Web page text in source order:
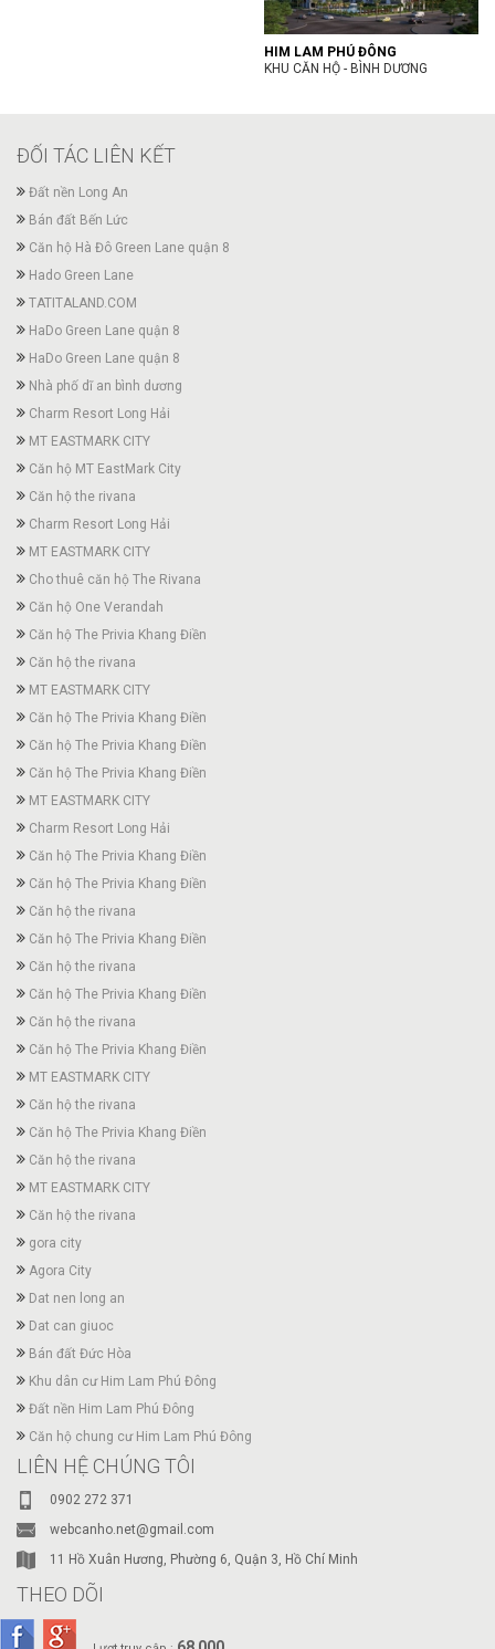
HIM LAM PHÚ ĐÔNG
KHU CĂN HỘ - BÌNH DƯƠNG
ĐỐI TÁC LIÊN KẾT
Đất nền Long An
Bán đất Bến Lức
Căn hộ Hà Đô Green Lane quận 8
Hado Green Lane
TATITALAND.COM
HaDo Green Lane quận 8
HaDo Green Lane quận 8
Nhà phố dĩ an bình dương
Charm Resort Long Hải
MT EASTMARK CITY
Căn hộ MT EastMark City
Căn hộ the rivana
Charm Resort Long Hải
MT EASTMARK CITY
Cho thuê căn hộ The Rivana
Căn hộ One Verandah
Căn hộ The Privia Khang Điền
Căn hộ the rivana
MT EASTMARK CITY
Căn hộ The Privia Khang Điền
Căn hộ The Privia Khang Điền
Căn hộ The Privia Khang Điền
MT EASTMARK CITY
Charm Resort Long Hải
Căn hộ The Privia Khang Điền
Căn hộ The Privia Khang Điền
Căn hộ the rivana
Căn hộ The Privia Khang Điền
Căn hộ the rivana
Căn hộ The Privia Khang Điền
Căn hộ the rivana
Căn hộ The Privia Khang Điền
MT EASTMARK CITY
Căn hộ the rivana
Căn hộ The Privia Khang Điền
Căn hộ the rivana
MT EASTMARK CITY
Căn hộ the rivana
gora city
Agora City
Dat nen long an
Dat can giuoc
Bán đất Đức Hòa
Khu dân cư Him Lam Phú Đông
Đất nền Him Lam Phú Đông
Căn hộ chung cư Him Lam Phú Đông
LIÊN HỆ CHÚNG TÔI
0902 272 371
webcanho.net@gmail.com
11 Hồ Xuân Hương, Phường 6, Quận 3, Hồ Chí Minh
THEO DÕI